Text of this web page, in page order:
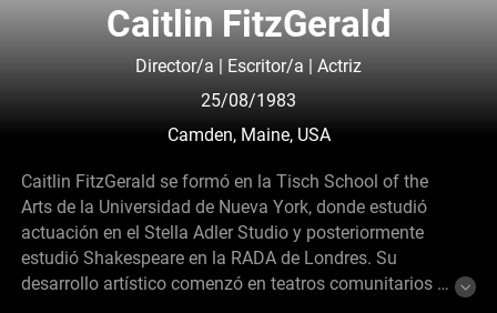
Caitlin FitzGerald
Director/a | Escritor/a | Actriz
25/08/1983
Camden, Maine, USA
Caitlin FitzGerald se formó en la Tisch School of the
Arts de la Universidad de Nueva York, donde estudió
actuación en el Stella Adler Studio y posteriormente
estudió Shakespeare en la RADA de Londres. Su
desarrollo artístico comenzó en teatros comunitarios y